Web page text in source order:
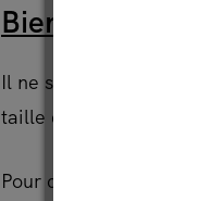
Bien choisir sa
Il ne suffit pas de
taille qui nous
Pour cela, sur la